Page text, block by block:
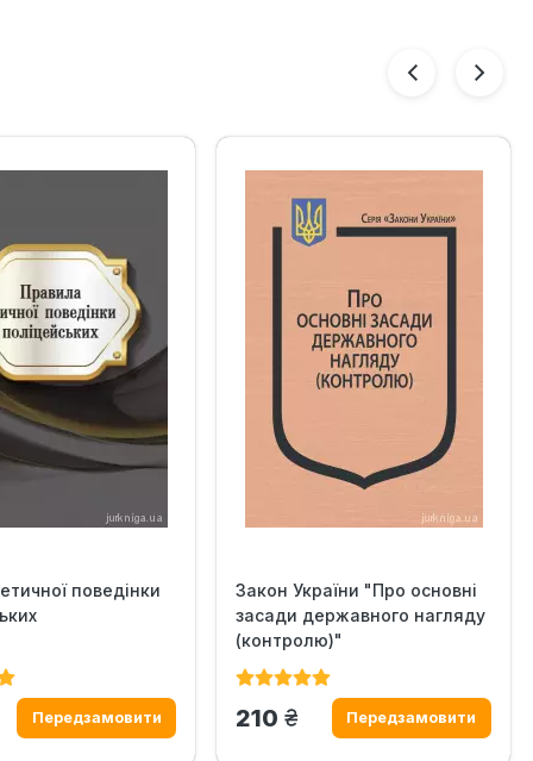
поведінки
Закон України "Про основні
засади державного нагляду
(контролю)"
210 грн.